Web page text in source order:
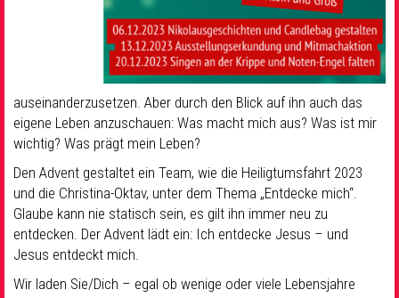
auseinanderzusetzen. Aber durch den Blick auf ihn auch das
eigene Leben anzuschauen: Was macht mich aus? Was ist mir
wichtig? Was prägt mein Leben?
Den Advent gestaltet ein Team, wie die Heiligtumsfahrt 2023
und die Christina-Oktav, unter dem Thema „Entdecke mich“.
Glaube kann nie statisch sein, es gilt ihn immer neu zu
entdecken. Der Advent lädt ein: Ich entdecke Jesus – und
Jesus entdeckt mich.
Wir laden Sie/Dich – egal ob wenige oder viele Lebensjahre